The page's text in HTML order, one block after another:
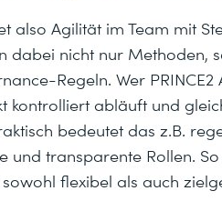
also Agilität im Team mit
dabei nicht nur Methoden,
Regeln. Wer
kontrolliert abläuft und
bedeutet das z.B.
und transparente Rollen.
flexibel als auch